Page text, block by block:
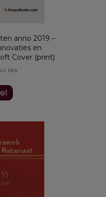
anno 2019 –
en
Cover (print)
btw